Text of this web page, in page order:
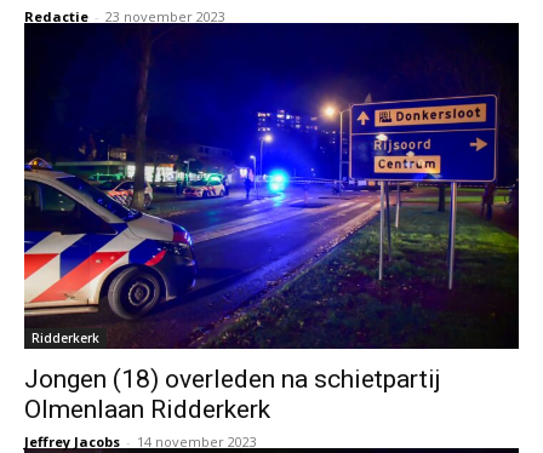
Redactie - 23 november 2023
Ridderkerk
Jongen (18) overleden na schietpartij
Olmenlaan Ridderkerk
Jeffrey Jacobs - 14 november 2023